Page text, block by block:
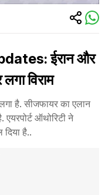
ईरान और
विराम
है. सीजफायर का एलान
ऑथोरिटी ने
है..